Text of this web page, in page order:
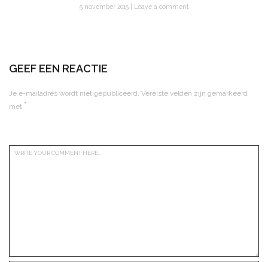
5 november 2015 Leave a comment
GEEF EEN REACTIE
Je e-mailadres wordt niet gepubliceerd. Vereiste velden zijn gemarkeerd
met *